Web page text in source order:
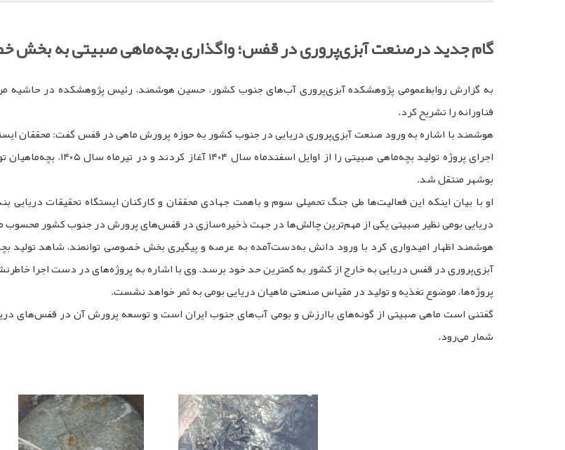
گام جدید درصنعت آبزی‌پروری در قفس؛ واگذاری بچه‌ماهی صبیتی به بخش
به گزارش روابط‌عمومی پژوهشکده آبزی‌پروری آب‌های جنوب کشور، حسین هوشمند، رئیس پژوهشکده در حاشیه
فناورانه را تشریح کرد.
هوشمند با اشاره به ورود صنعت آبزی‌پروری دریایی در جنوب کشور به حوزه پرورش ماهی در قفس گفت: محققان
اجرای پروژه تولید
بوشهر منتقل شد.
او با بیان اینکه این فعالیت‌ها طی جنگ تحمیلی سوم و باهمت جهادی محققان و کارکنان ایستگاه تحقیقات دریایی
دریایی بومی نظیر صبیتی یکی از مهم‌ترین چالش‌ها در جهت ذخیره‌سازی در قفس‌های پرورش در جنوب کشور
هوشمند اظهار امیدواری کرد با ورود دانش به‌دست‌آمده به عرصه و پیگیری بخش خصوصی توانمند، شاهد تولید
آبزی‌پروری در قفس دریایی به خارج از کشور به کمترین حد خود برسد. وی با اشاره به پروژه‌های در دست اجرا
پروژه‌ها، موضوع تغذیه و تولید در مقیاس صنعتی ماهیان دریایی بومی به ثمر خواهد نشست.
گفتنی است ماهی صبیتی از گونه‌های باارزش و بومی آب‌های جنوب ایران است و توسعه پرورش آن در قفس‌های
شمار می‌رود.